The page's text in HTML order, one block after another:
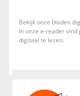
Bekijk onze bladen
In onze e-reader
digitaal te lezen.